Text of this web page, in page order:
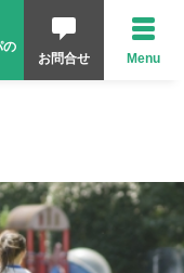
の
お問合せ Menu